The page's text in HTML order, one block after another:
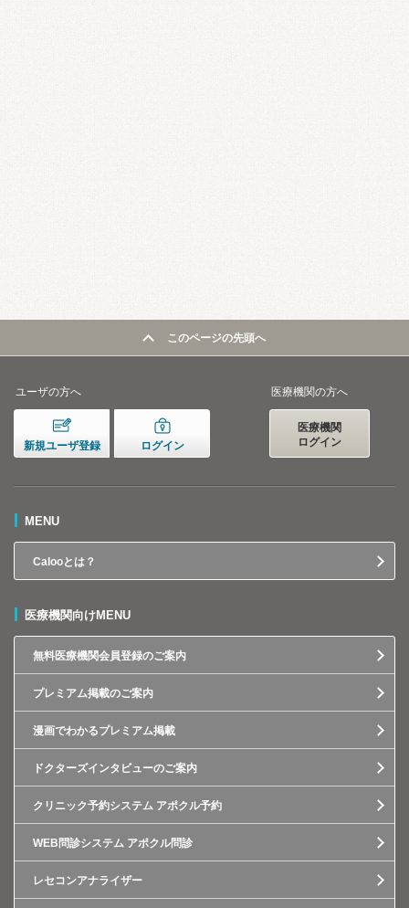
このページの先頭へ
ユーザの方へ
新規ユーザ登録 ログイン
医療機関の方へ
医療機関
ログイン
MENU
Calooとは？
医療機関向けMENU
無料医療機関会員登録のご案内
プレミアム掲載のご案内
漫画でわかるプレミアム掲載
ドクターズインタビューのご案内
クリニック予約システム アポクル予約
WEB問診システム アポクル問診
レセコンアナライザー